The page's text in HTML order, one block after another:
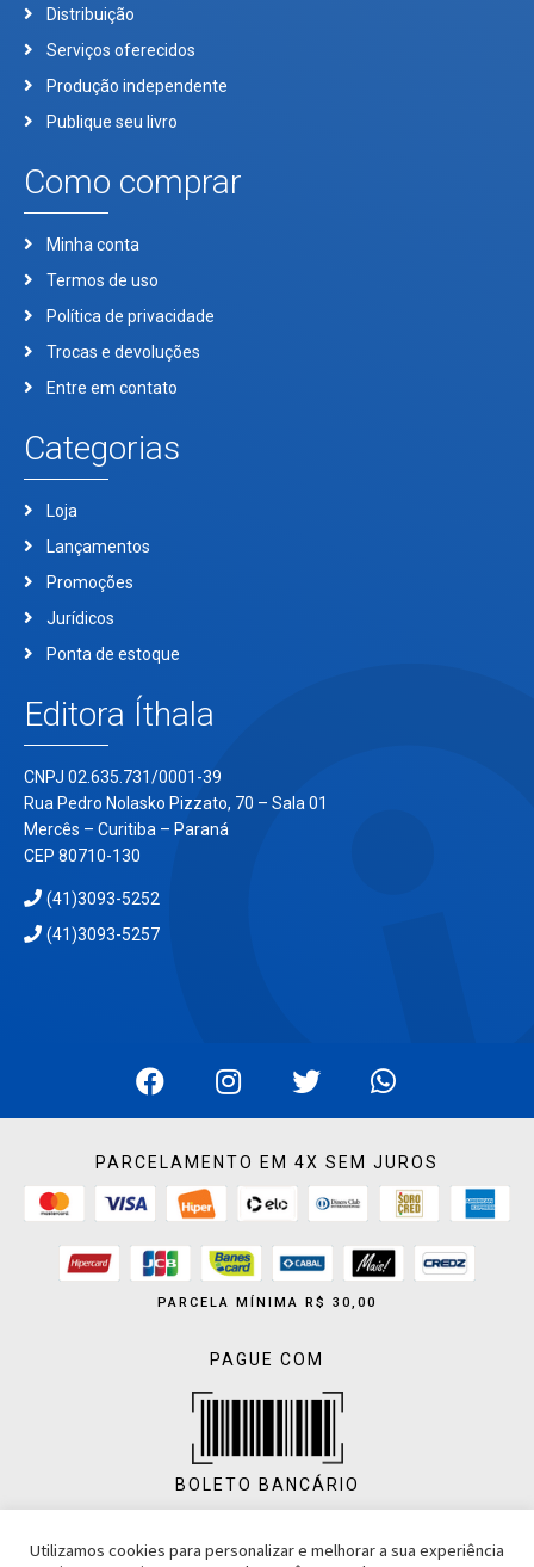
Distribuição
Serviços oferecidos
Produção independente
Publique seu livro
Como comprar
Minha conta
Termos de uso
Política de privacidade
Trocas e devoluções
Entre em contato
Categorias
Loja
Lançamentos
Promoções
Jurídicos
Ponta de estoque
Editora Íthala
CNPJ 02.635.731/0001-39
Rua Pedro Nolasko Pizzato, 70 – Sala 01
Mercês – Curitiba – Paraná
CEP 80710-130
(41)3093-5252
(41)3093-5257
PARCELAMENTO EM 4X SEM JUROS
PARCELA MÍNIMA R$ 30,00
PAGUE COM
BOLETO BANCÁRIO
Utilizamos cookies para personalizar e melhorar a sua experiência